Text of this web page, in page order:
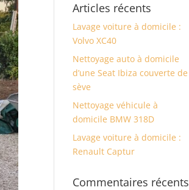
Articles récents
Lavage voiture à domicile :
Volvo XC40
Nettoyage auto à domicile
d’une Seat Ibiza couverte de
sève
Nettoyage véhicule à
domicile BMW 318D
Lavage voiture à domicile :
Renault Captur
Commentaires récents